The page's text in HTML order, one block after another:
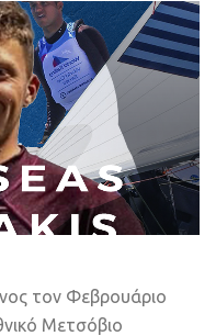
τον Φεβρουάριο
Μετσόβιο